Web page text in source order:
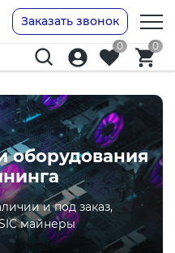
Заказать звонок
0 0
оборудования
и под заказ,
майнеры